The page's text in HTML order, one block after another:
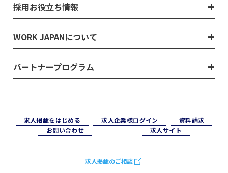
採用お役立ち情報
WORK JAPANについて
パートナープログラム
求⼈掲載をはじめる 求⼈企業様ログイン
資料請求
お問い合わせ
求⼈サイト
求人掲載のご相談